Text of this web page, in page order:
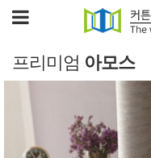
프리미엄 아모스